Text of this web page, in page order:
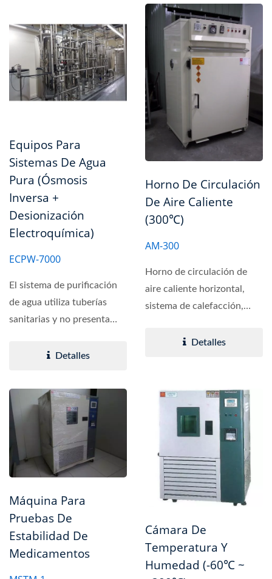
Equipos Para
Sistemas De Agua
Pura (ósmosis
Inversa +
Desionización
Electroquímica)
ECPW-7000
El sistema de purificación
de agua utiliza tuberías
sanitarias y no presenta
Detalles
Horno De Circulación
De Aire Caliente
(300℃)
AM-300
Horno de circulación de
aire caliente horizontal,
sistema de calefacción,
Detalles
Máquina Para
Pruebas De
Estabilidad De
Medicamentos
Cámara De
Temperatura Y
Humedad (-60℃ ~